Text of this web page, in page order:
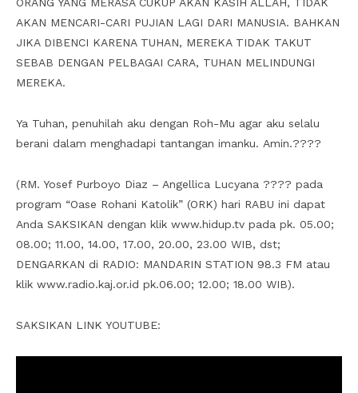
AKAN MENCARI-CARI PUJIAN LAGI DARI MANUSIA. BAHKAN
JIKA DIBENCI KARENA TUHAN, MEREKA TIDAK TAKUT
SEBAB DENGAN PELBAGAI CARA, TUHAN MELINDUNGI
MEREKA.
Ya Tuhan, penuhilah aku dengan Roh-Mu agar aku selalu
berani dalam menghadapi tantangan imanku. Amin.????
(RM. Yosef Purboyo Diaz – Angellica Lucyana ???? pada
program “Oase Rohani Katolik” (ORK) hari RABU ini dapat
Anda SAKSIKAN dengan klik www.hidup.tv pada pk. 05.00;
08.00; 11.00, 14.00, 17.00, 20.00, 23.00 WIB, dst;
DENGARKAN di RADIO: MANDARIN STATION 98.3 FM atau
klik www.radio.kaj.or.id pk.06.00; 12.00; 18.00 WIB).
SAKSIKAN LINK YOUTUBE: